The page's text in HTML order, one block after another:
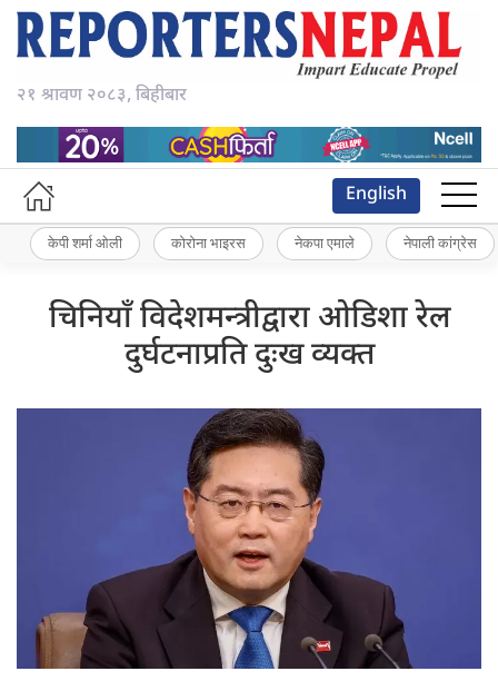
२१ श्रावण २०८३, बिहीबार
English
केपी शर्मा ओली कोरोना भाइरस नेकपा एमाले नेपाली कांग्रेस
चिनियाँ विदेशमन्त्रीद्वारा ओडिशा रेल
दुर्घटनाप्रति दुःख व्यक्त